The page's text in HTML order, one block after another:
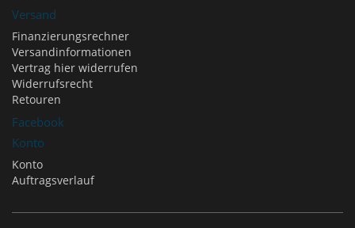
Versand
Finanzierungsrechner
Versandinformationen
Vertrag hier widerrufen
Widerrufsrecht
Retouren
Facebook
Konto
Konto
Auftragsverlauf